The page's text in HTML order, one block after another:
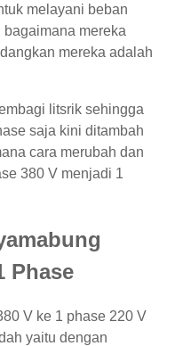
melayani beban
mereka
mereka adalah
litsrik sehingga
saja kini ditambah
cara merubah dan
380 V menjadi 1
Phase
V ke 1 phase 220 V
yaitu dengan